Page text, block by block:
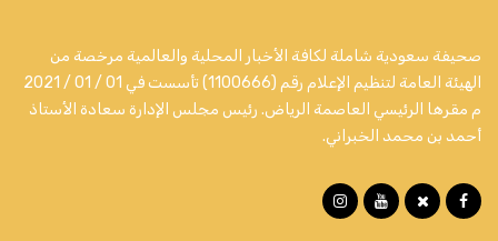
صحيفة سعودية شاملة لكافة الأخبار المحلية والعالمية مرخصة من
الهيئة العامة لتنظيم الإعلام رقم (1100666) تأسست في 01 / 01 / 2021
م مقرها الرئيسي العاصمة الرياض. رئيس مجلس الإدارة سعادة الأستاذ
أحمد بن محمد الخبراني.